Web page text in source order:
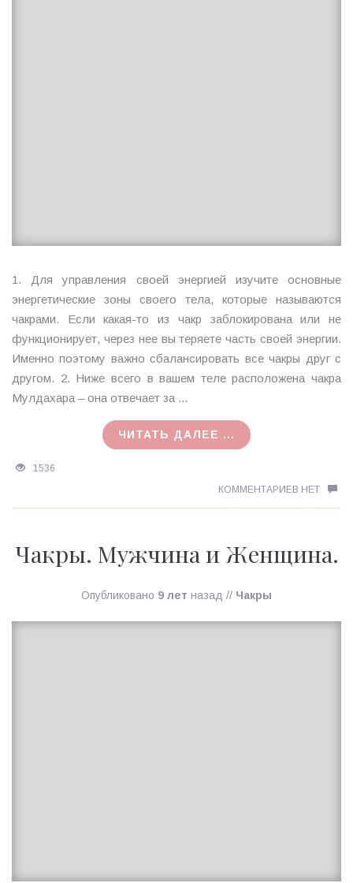
1. Для управления своей энергией изучите основные
энергетические зоны своего тела, которые называются
чакрами. Если какая-то из чакр заблокирована или не
функционирует, через нее вы теряете часть своей энергии.
Именно поэтому важно сбалансировать все чакры друг с
другом. 2. Ниже всего в вашем теле расположена чакра
Мулдахара – она отвечает за ...
ЧИТАТЬ ДАЛЕЕ ...
1536
КОММЕНТАРИЕВ НЕТ
Чакры. Мужчина и Женщина.
Опубликовано 9 лет назад // Чакры